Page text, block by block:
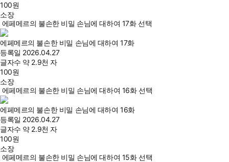
100원
소장
에페메르의 불손한 비밀 손님에 대하여 17화 선택
에페메르의 불손한 비밀 손님에 대하여 17화
등록일 2026.04.27
글자수 약 2.9천 자
100원
소장
에페메르의 불손한 비밀 손님에 대하여 16화 선택
에페메르의 불손한 비밀 손님에 대하여 16화
등록일 2026.04.27
글자수 약 2.9천 자
100원
소장
에페메르의 불손한 비밀 손님에 대하여 15화 선택